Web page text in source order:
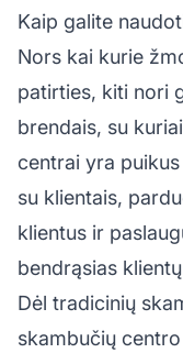
Kaip galite
Nors kai kurie
patirties, kiti nori
brendais, su
centrai yra
su klientais,
klientus ir
bendrąsias
Dėl tradicinių
skambučių